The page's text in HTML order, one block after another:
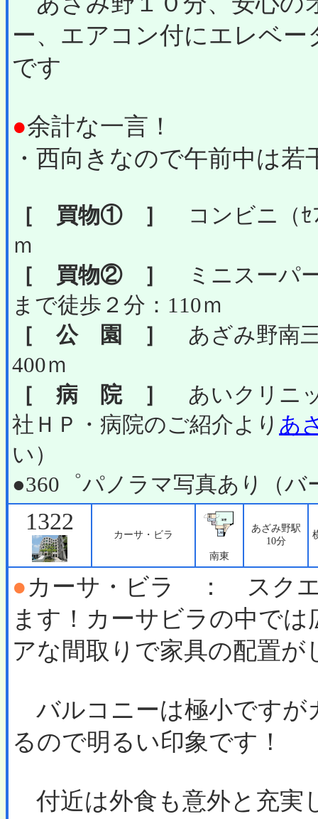
ー、エアコン付にエレベ
です
●余計な一言！
・西向きなので午前中は
［ 買物① ］
コンビニ（ｾ
ｍ
［ 買物② ］
ミニスーパ
まで徒歩２分：110ｍ
［ 公 園 ］
あざみ野南
400ｍ
［ 病 院 ］
あいクリニ
社ＨＰ・病院のご紹介より あ
い）
●360゜パノラマ写真あり（バ
1322
カーサ・ビラ
南東
あざみ野駅
10分
●カーサ・ビラ ： スクエ
ます！カーサビラの中で
アな間取りで家具の配置が
バルコニーは極小ですが
るので明るい印象です！
付近は外食も意外と充実